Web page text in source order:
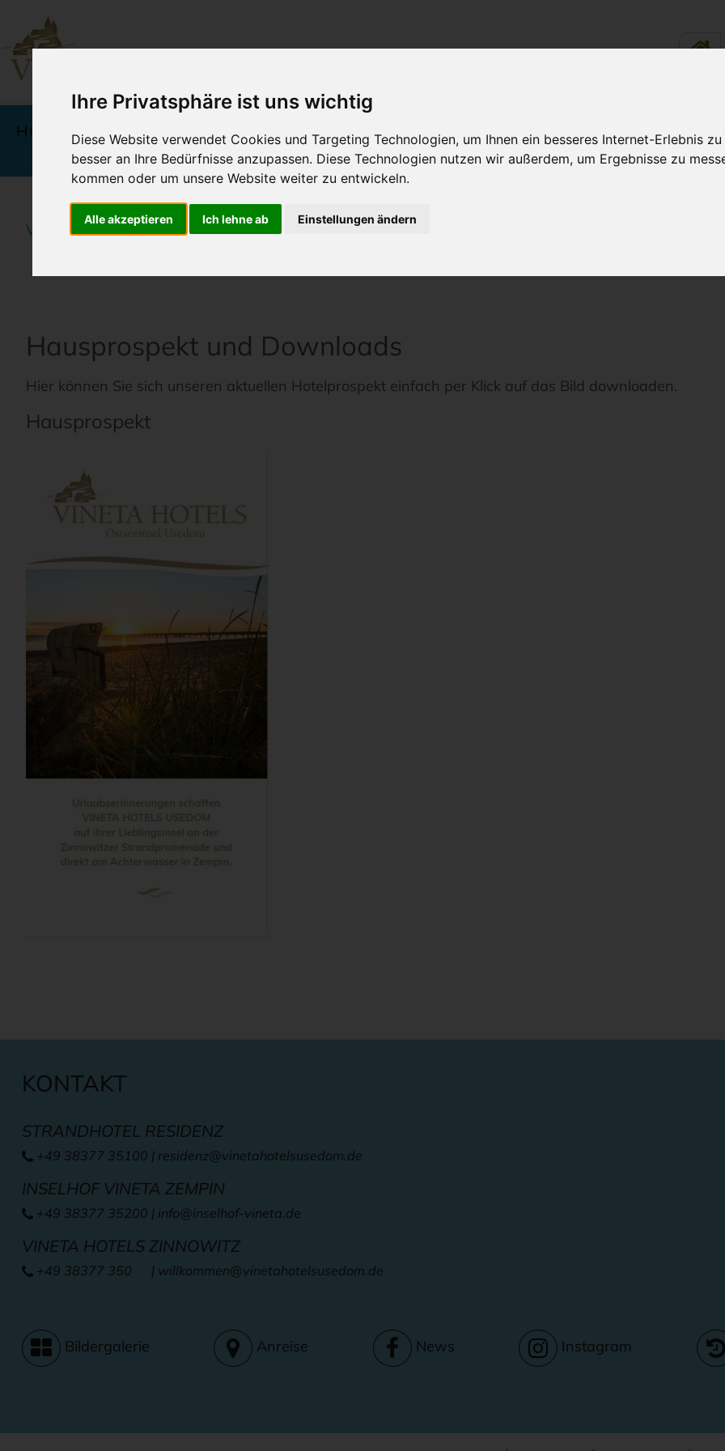
Ihre Privatsphäre ist uns wichtig
Diese Website verwendet Cookies und Targeting Technologien, um Ihnen ein besseres Internet-Erlebnis
besser an Ihre Bedürfnisse anzupassen. Diese Technologien nutzen wir außerdem, um Ergebnisse zu
kommen oder um unsere Website weiter zu entwickeln.
Alle akzeptieren Ich lehne ab Einstellungen ändern
Navigation
HOTELS
ANGEBOTE &
PREISE
KULINARIK - ESSEN &
TRINKEN
RUND
Vineta Hotels Usedom Home Rund um Ihren Wohlfühlurlaub
Hausprospekt und Downloads
Hier können Sie sich unseren aktuellen Hotelprospekt einfach per Klick auf das Bild downloaden.
Hausprospekt
KONTAKT
STRANDHOTEL RESIDENZ
+49 38377 35100 | residenz@vinetahotelsusedom.de
INSELHOF VINETA ZEMPIN
+49 38377 35200 | info@inselhof-vineta.de
VINETA HOTELS ZINNOWITZ
+49 38377 350 | willkommen@vinetahotelsusedom.de
Bildergalerie Anreise News Instagram